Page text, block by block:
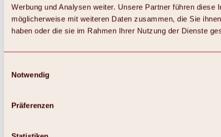
Werbung und Analysen weiter. Unsere Partner führen diese
möglicherweise mit weiteren Daten zusammen, die Sie
haben oder die sie im Rahmen Ihrer Nutzung der Dienste
Notwendig
Präferenzen